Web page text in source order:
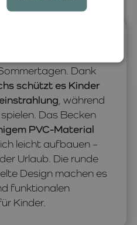
Dank
schützt es Kinder
, während
Das Becken
PVC-Material
leicht aufbauen –
Urlaub. Die runde
Design machen es
funktionalen
Kinder.